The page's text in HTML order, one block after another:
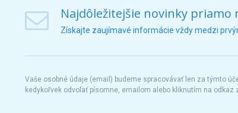
Najdôležitejšie novinky priamo
Získajte zaujímavé informácie vždy medzi
Vaše osobné údaje (email) budeme spracovávať len za týmto
kedykoľvek odvolať písomne, emailom alebo kliknutím na